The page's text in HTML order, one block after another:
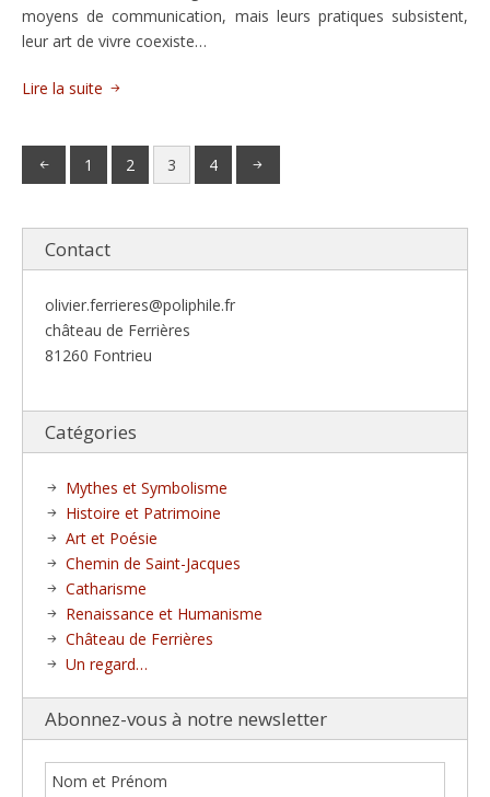
moyens de communication, mais leurs pratiques subsistent,
leur art de vivre coexiste…
Lire la suite
1 2 3 4
Contact
olivier.ferrieres@poliphile.fr
château de Ferrières
81260 Fontrieu
Catégories
Mythes et Symbolisme
Histoire et Patrimoine
Art et Poésie
Chemin de Saint-Jacques
Catharisme
Renaissance et Humanisme
Château de Ferrières
Un regard…
Abonnez-vous à notre newsletter